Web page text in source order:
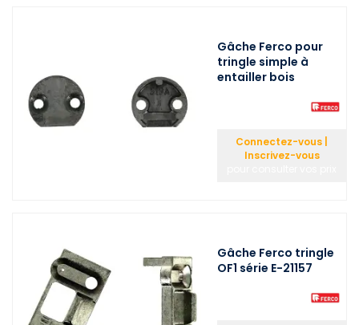
Gâche Ferco pour
tringle simple à
entailler bois
Connectez-vous |
Inscrivez-vous
Gâche Ferco tringle
OF1 série E-21157